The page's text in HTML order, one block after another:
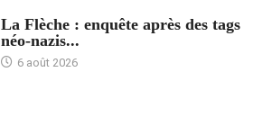
La Flèche : enquête après des tags
néo-nazis...
6 août 2026